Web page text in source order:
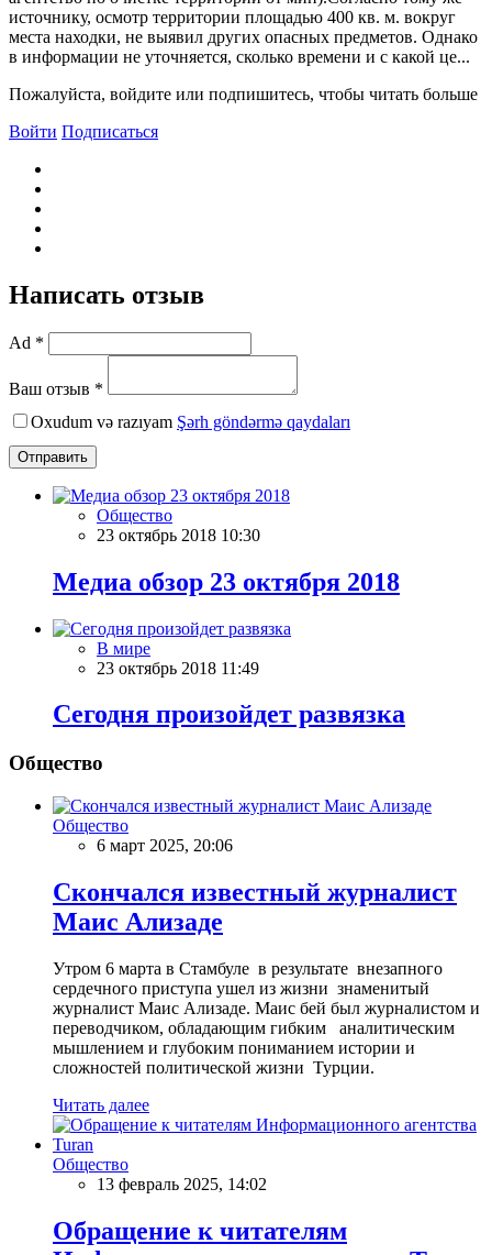
источнику, осмотр территории площадью 400 кв. м. вокруг
места находки, не выявил других опасных предметов. Однако
в информации не уточняется, сколько времени и с какой це...
Пожалуйста, войдите или подпишитесь, чтобы читать больше
Войти Подписаться
Написать отзыв
Ad *
Ваш отзыв *
Oxudum və razıyam Şərh göndərmə qaydaları
Отправить
Общество
23 октябрь 2018 10:30
Meдиа обзор 23 октября 2018
В мире
23 октябрь 2018 11:49
Сегодня произойдет развязка
Общество
Общество
6 март 2025, 20:06
Скончался известный журналист
Маис Ализаде
Утром 6 марта в Стамбуле в результате внезапного
сердечного приступа ушел из жизни знаменитый
журналист Маис Ализаде. Маис бей был журналистом и
переводчиком, обладающим гибким аналитическим
мышлением и глубоким пониманием истории и
сложностей политической жизни Турции.
Читать далее
Общество
13 февраль 2025, 14:02
Обращение к читателям